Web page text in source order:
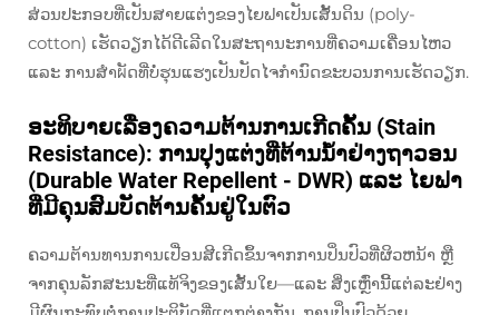
ສ່ວນປະກອບທີ່ເປັນສາຍແຕ່ງຂອງໄຍຟາເປັນເສັ້ນດິນ (poly-
cotton) ເຮັດວຽກໄດ້ດີເລີດໃນສະຖານະການທີ່ຄວາມເຄື່ອນໄຫວ
ແລະ ການສຳผັດທີ່ບໍ່ຮຸນແຮງເປັນປັດໄຈກຳນົດຂະບວນການເຮັດວຽກ.
ອະທິບາຍເລື່ອງຄວາມຕ້ານການເກີດຄັ້ນ (Stain
Resistance): ການປຸງແຕ່ງທີ່ຕ້ານນ້ຳຢ່າງຖາວອນ
(Durable Water Repellent - DWR) ແລະ ໄຍຟາ
ທີ່ມີຄຸນສົມບັດຕ້ານຄັ້ນຢູ່ໃນຕົວ
ຄວາມຕ້ານທານການເປື່ອນສີເກີດຂຶ້ນຈາກການປິ່ນປົວທີ່ຜິວຫນ້າ ຫຼື
ຈາກຄຸນລັກສະນະທີ່ແທ້ຈິງຂອງເສັ້ນໃຍ—ແລະ ສິ່ງເຫຼົ່ານີ້ແຕ່ລະຢ່າງ